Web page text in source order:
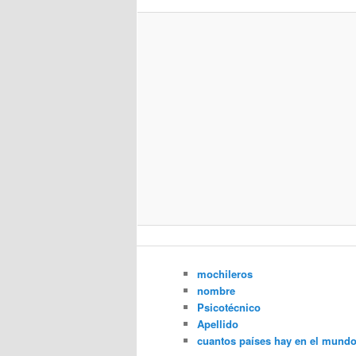
mochileros
nombre
Psicotécnico
Apellido
cuantos países hay en el mundo